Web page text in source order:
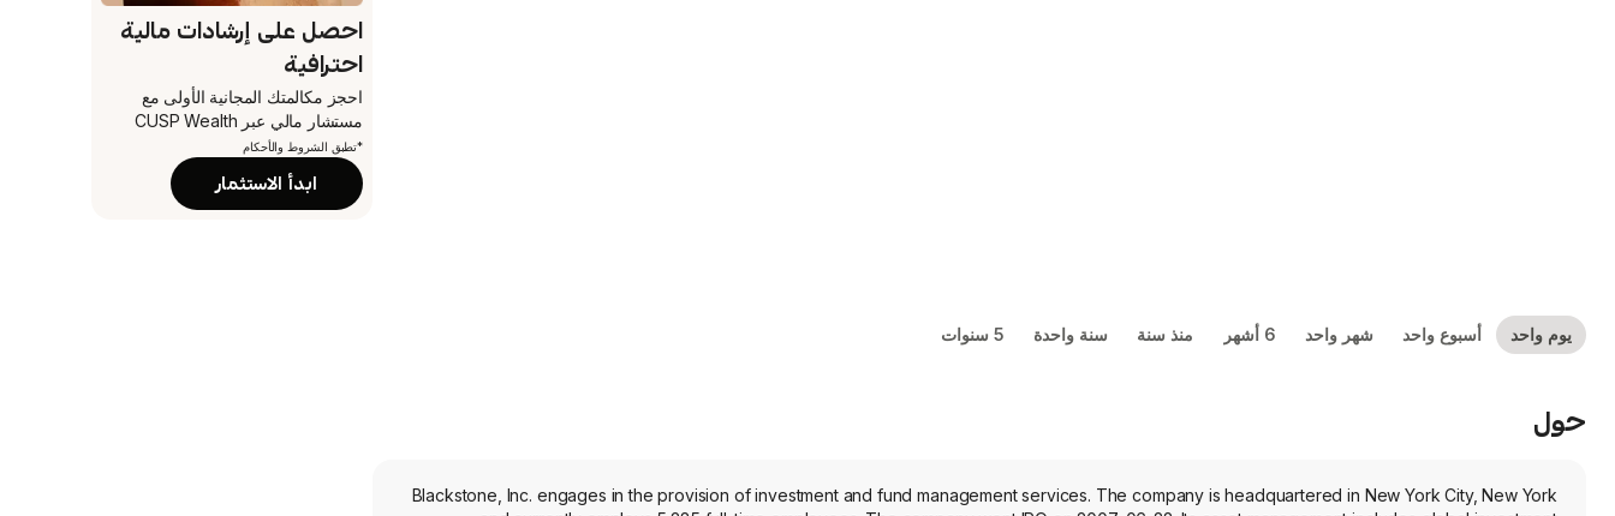
يوم واحد أسبوع واحد شهر واحد 6 أشهر منذ سنة سنة واحدة 5 سنوات
حول
Blackstone, Inc. engages in the provision of investment and fund management services. The company is headquartered in New York City, New York
احصل على إرشادات مالية
احترافية
احجز مكالمتك المجانية الأولى مع
مستشار مالي عبر CUSP Wealth
*تطبق الشروط والأحكام
ابدأ الاستثمار